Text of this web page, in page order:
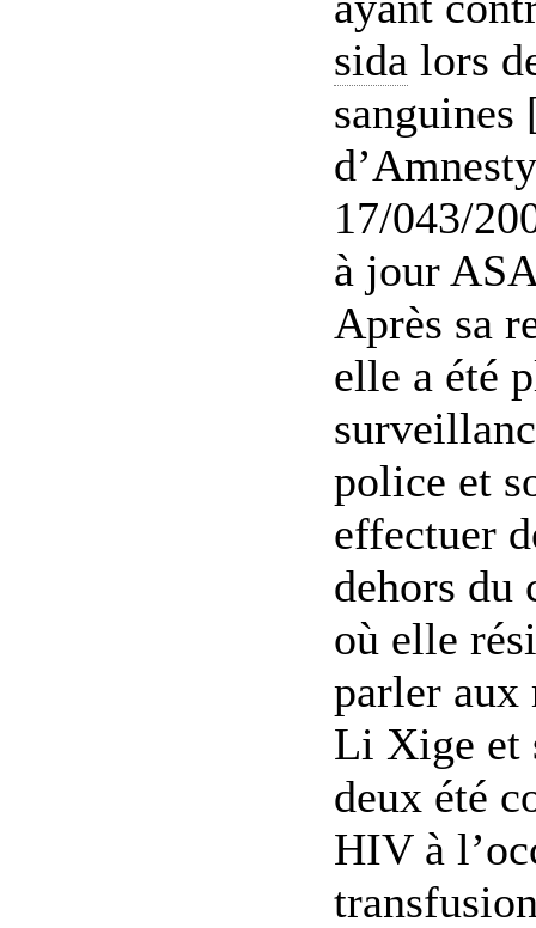
sida lors
17/043/
à jour
Après sa
elle a été
police et
effectuer
dehors du
où elle
parler aux
Li Xige et
deux été
HIV à